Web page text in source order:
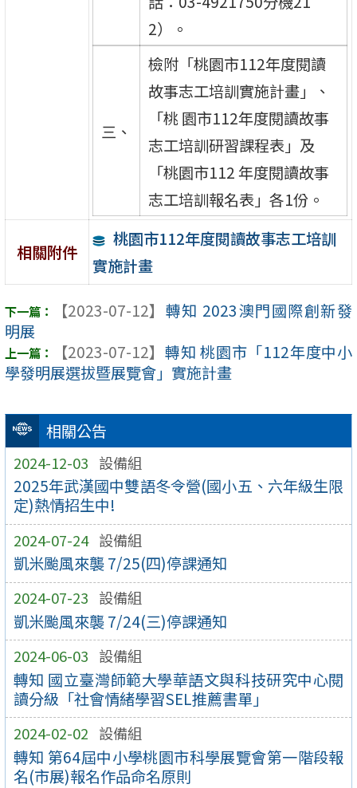
相關公告
2024-12-03 設備組
2025年武漢國中雙語冬令營(國小五、六年級生限
定)熱情招生中!
2024-07-24 設備組
凱米颱風來襲 7/25(四)停課通知
2024-07-23 設備組
凱米颱風來襲 7/24(三)停課通知
2024-06-03 設備組
轉知 國立臺灣師範大學華語文與科技研究中心閱
讀分級「社會情緒學習SEL推薦書單」
2024-02-02 設備組
轉知 第64屆中小學桃園市科學展覽會第一階段報
名(市展)報名作品命名原則
2）。
三、
檢附「桃園市112年度閱讀
故事志工培訓實施計畫」、
「桃 園市112年度閱讀故事
志工培訓研習課程表」及
「桃園市112 年度閱讀故事
志工培訓報名表」各1份。
相關附件
桃園市112年度閱讀故事志工培訓
實施計畫
【2023-07-12】 轉知 2023澳門國際創新發
明展
【2023-07-12】 轉知 桃園市「112年度中小
學發明展選拔暨展覽會」實施計畫